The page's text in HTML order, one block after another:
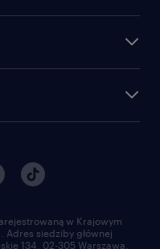
w Krajowym
Adres siedziby głównej
134, 02-305 Warszawa.